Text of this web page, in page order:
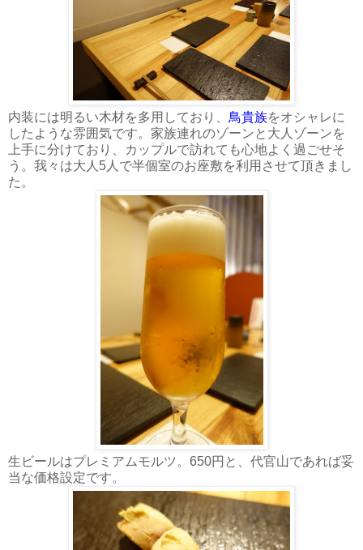
内装には明るい木材を多用しており、 鳥貴族をオシャレに
したような雰囲気です。家族連れのゾーンと大人ゾーンを
上手に分けており、カップルで訪れても心地よく過ごせそ
う。我々は大人5人で半個室のお座敷を利用させて頂きまし
た。
生ビールはプレミアムモルツ。650円と、代官山であれば妥
当な価格設定です。